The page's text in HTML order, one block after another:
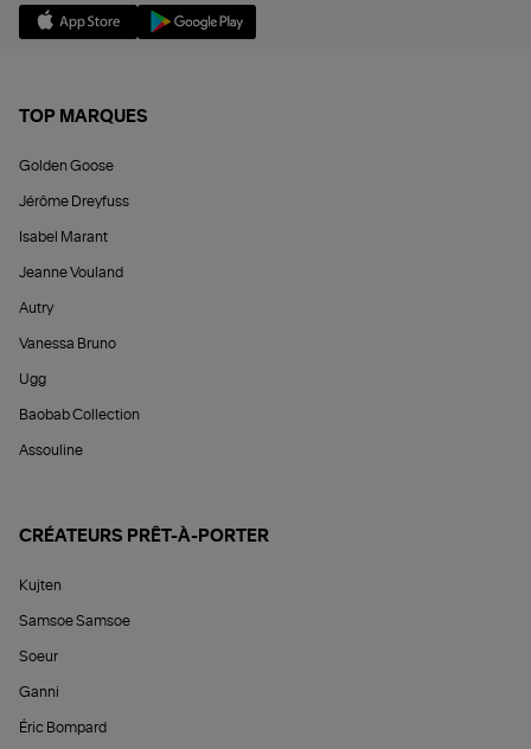
TOP MARQUES
Golden Goose
Jérôme Dreyfuss
Isabel Marant
Jeanne Vouland
Autry
Vanessa Bruno
Ugg
Baobab Collection
Assouline
CRÉATEURS PRÊT-À-PORTER
Kujten
Samsoe Samsoe
Soeur
Ganni
Éric Bompard